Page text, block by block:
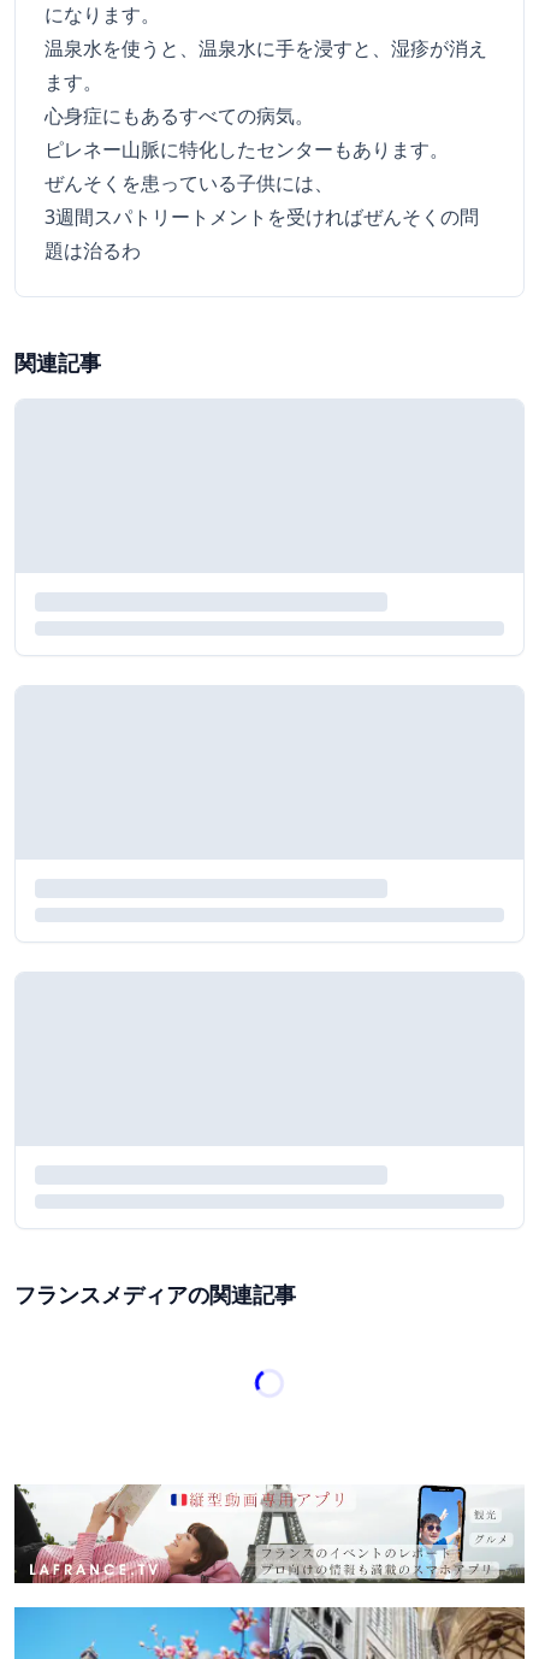
になります。
温泉水を使うと、温泉水に手を浸すと、湿疹が消え
ます。
心身症にもあるすべての病気。
ピレネー山脈に特化したセンターもあります。
ぜんそくを患っている子供には、
3週間スパトリートメントを受ければぜんそくの問
題は治るわ
関連記事
フランスメディアの関連記事